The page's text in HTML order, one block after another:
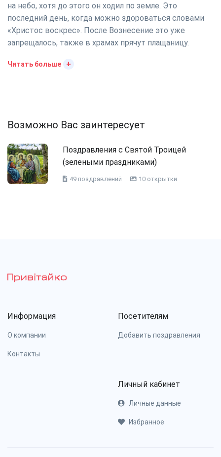
на небо, хотя до этого он ходил по земле. Это
последний день, когда можно здороваться словами
«Христос воскрес». После Вознесение это уже
запрещалось, также в храмах прячут плащаницу.
Читать больше +
Возможно Вас заинтересует
Поздравления с Святой Троицей
(зелеными праздниками)
49 поздравлений 10 открытки
Информация
О компании
Контакты
Посетителям
Добавить поздравления
Личный кабинет
Личные данные
Избранное